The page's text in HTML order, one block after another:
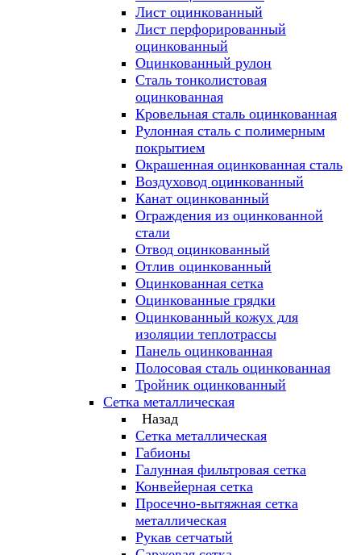
Лист оцинкованный
Лист перфорированный
оцинкованный
Оцинкованный рулон
Сталь тонколистовая
оцинкованная
Кровельная сталь оцинкованная
Рулонная сталь с полимерным
покрытием
Окрашенная оцинкованная сталь
Воздуховод оцинкованный
Канат оцинкованный
Ограждения из оцинкованной
стали
Отвод оцинкованный
Отлив оцинкованный
Оцинкованная сетка
Оцинкованные грядки
Оцинкованный кожух для
изоляции теплотрассы
Панель оцинкованная
Полосовая сталь оцинкованная
Тройник оцинкованный
Сетка металлическая
Назад
Сетка металлическая
Габионы
Галунная фильтровая сетка
Конвейерная сетка
Просечно-вытяжная сетка
металлическая
Рукав сетчатый